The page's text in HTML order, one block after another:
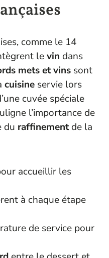
comme le 14
levin dans
mets et vins sont
cuisine servie lors
cuvée spéciale
l’importance de
du raffinementde la
accueillir les
à chaque étape
de service pour